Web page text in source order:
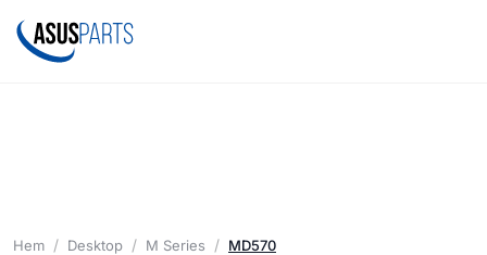
Hem Desktop M Series MD570